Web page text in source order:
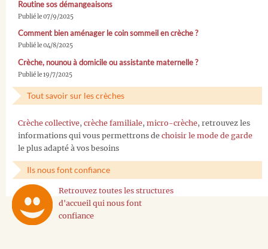
Routine sos démangeaisons
Publié le 07/9/2025
Comment bien aménager le coin sommeil en crèche ?
Publié le 04/8/2025
Crèche, nounou à domicile ou assistante maternelle ?
Publié le 19/7/2025
Tout savoir sur les crèches
Crèche collective, crèche familiale, micro-crèche, retrouvez les
informations qui vous permettrons de choisir le mode de garde
le plus adapté à vos besoins
Ils nous font confiance
Retrouvez toutes les structures
d'accueil qui nous font
confiance